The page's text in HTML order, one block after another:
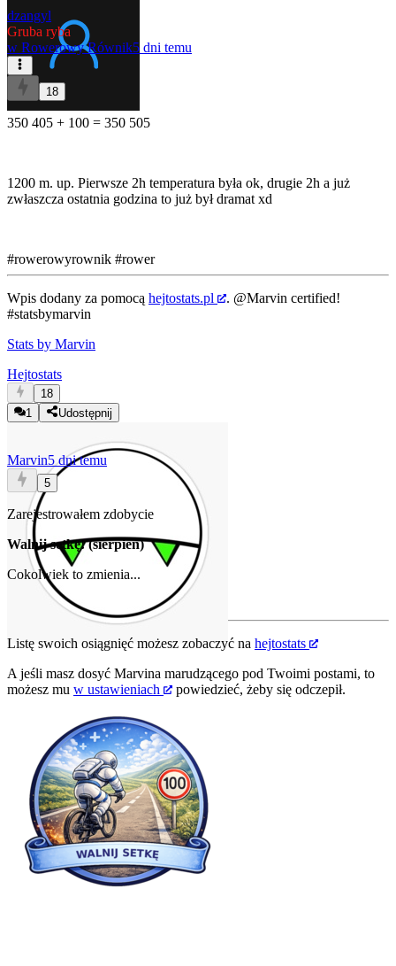
dzangyl
Gruba ryba
w Rowerowy Równik5 dni temu
18
350 405 + 100 = 350 505
1200 m. up. Pierwsze 2h temperatura była ok, drugie 2h a już
zwłaszcza ostatnia godzina to już był dramat xd
#rowerowyrownik #rower
Wpis dodany za pomocą hejtostats.pl . @Marvin certified!
#statsbymarvin
Stats by Marvin
Hejtostats
18
1
Udostępnij
Marvin5 dni temu
5
Zarejestrowałem zdobycie
Walnij setkę! (sierpień)
Cokolwiek to zmienia...
Listę swoich osiągnięć możesz zobaczyć na hejtostats
A jeśli masz dosyć Marvina marudzącego pod Twoimi postami, to
możesz mu w ustawieniach powiedzieć, żeby się odczepił.